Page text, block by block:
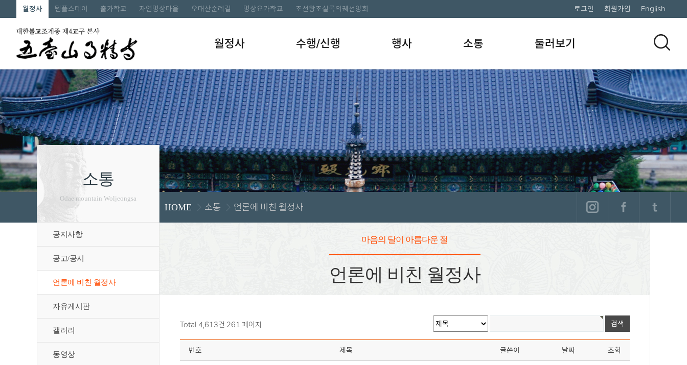
월정사 템플스테이 출가학교 자연명상마을 오대산순례길 명상요가학교 조선왕조실록의궤선양회 로그인 회원가입 English
월정사 수행/신행 행사 소통 둘러보기
소통
Odae mountain Woljeongsa
공지사항
공고/공시
언론에 비친 월정사
자유게시판
갤러리
동영상
HOME 소통 언론에 비친 월정사
마음의 달이 아름다운 절
언론에 비친 월정사
Total 4,613건 261 페이지
번호 제목 글쓴이 날짜 조회